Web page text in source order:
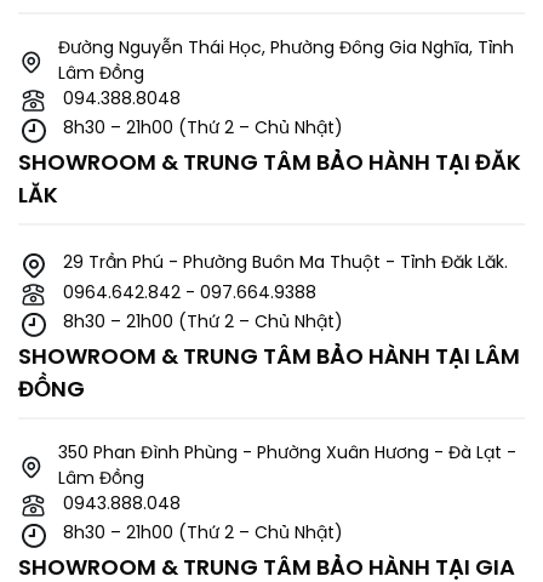
Đường Nguyễn Thái Học, Phường Đông Gia Nghĩa, Tỉnh
Lâm Đồng
094.388.8048
8h30 – 21h00 (Thứ 2 – Chủ Nhật)
SHOWROOM & TRUNG TÂM BẢO HÀNH TẠI ĐĂK
LĂK
29 Trần Phú - Phường Buôn Ma Thuột - Tỉnh Đăk Lăk.
0964.642.842 - 097.664.9388
8h30 – 21h00 (Thứ 2 – Chủ Nhật)
SHOWROOM & TRUNG TÂM BẢO HÀNH TẠI LÂM
ĐỒNG
350 Phan Đình Phùng - Phường Xuân Hương - Đà Lạt -
Lâm Đồng
0943.888.048
8h30 – 21h00 (Thứ 2 – Chủ Nhật)
SHOWROOM & TRUNG TÂM BẢO HÀNH TẠI GIA